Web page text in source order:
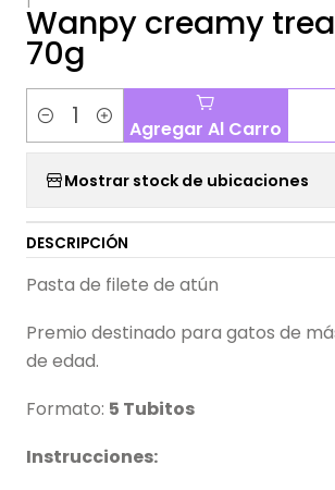
Wanpy creamy
70g
Cantidad Agregar Al Carro
Mostrar stock de ubicaciones
DESCRIPCIÓN
Pasta de filete de atún
Premio destinado para gatos de
de edad.
Formato: 5 Tubitos
Instrucciones: